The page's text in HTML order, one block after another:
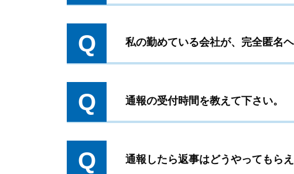
Q 私の勤めている会社が、完全匿名
Q 通報の受付時間を教えて下さい。
Q 通報したら返事はどうやってもら